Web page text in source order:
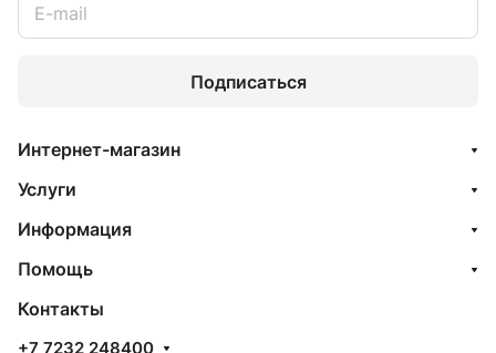
Подписаться
Интернет-магазин
Услуги
Информация
Помощь
Контакты
+7 7232 248400